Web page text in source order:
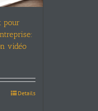
pour
vidéo
Details